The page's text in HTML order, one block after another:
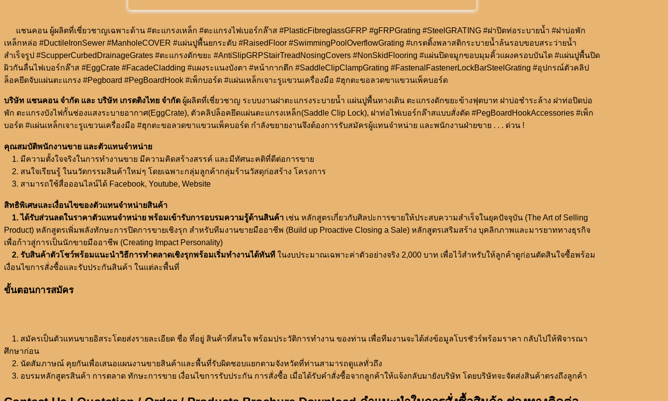
แชนคอน ผู้ผลิตที่เชี่ยวชาญเฉพาะด้าน #ตะแกรงเหล็ก #ตะแกรงไฟเบอร์กล๊าส #PlasticFibreglassGFRP #gFRPGrating #SteelGRATING #ฝาปิดท่อระบายน้ำ #ฝาบ่อพัก
เหล็กหล่อ #DuctileIronSewer #ManholeCOVER #แผ่นปูพื้นยกระดับ #RaisedFloor #SwimmingPoolOverflowGrating #เกรตติ้งพลาสติกระบายน้ำล้นรอบขอบสระว่ายน้ำ
สำเร็จรูป #ScupperCurbedDrainageGrates #ตะแกรงดักขยะ #AntiSlipGRPStairTreadNosingCovers #NonSkidFlooring #แผ่นปิดจมูกขอบมุมคิ้วแผงครอบบันได #แผ่นปูพื้นปิด
ผิวกันลื่นไฟเบอร์กล๊าส #EggCrate #FacadeCladding #แผงระแนงบังตา #หน้ากากตึก #SaddleClipClampGrating #FastenalFastenerLockBarSteelGrating #อุปกรณ์ตัวคลิป
ล็อคยึดจับแผ่นตะแกรง #Pegboard #PegBoardHook #เพ็กบอร์ด #แผ่นเหล็กเจาะรูแขวนเครื่องมือ #ฮุกตะขอลวดขาแขวนเพ็คบอร์ด
บริษัท แชนคอน จำกัด และ บริษัท เกรตติงไทย จำกัด ผู้ผลิตที่เชี่ยวชาญ ระบบงานฝาตะแกรงระบายน้ำ แผ่นปูพื้นทางเดิน ตะแกรงดักขยะข้างฟุตบาท ฝาบ่อชำระล้าง ฝาท่อปิดบ่อ
พัก ตะแกรงบังไฟกั้นช่องแสงระบายอากาศ(EggCrate), ตัวคลิปล็อคยึดแผ่นตะแกรงเหล็ก(Saddle Clip Lock), ฝาท่อไฟเบอร์กล๊าสแบบสั่งตัด #PegBoardHookAccessories #เพ็ก
บอร์ด #แผ่นเหล็กเจาะรูแขวนเครื่องมือ #ฮุกตะขอลวดขาแขวนเพ็คบอร์ด กำลังขยายงานจึงต้องการรับสมัครผู้แทนจำหน่าย และพนักงานฝ่ายขาย . . . ด่วน !
คุณสมบัติพนักงานขาย และตัวแทนจำหน่าย
1. มีความตั้งใจจริงในการทำงานขาย มีความคิดสร้างสรรค์ และมีทัศนะคติที่ดีต่อการขาย
2. สนใจเรียนรู้ ในนวัตกรรมสินค้าใหม่ๆ โดยเฉพาะกลุ่มลูกค้ากลุ่มร้านวัสดุก่อสร้าง โครงการ
3. สามารถใช้สื่อออนไลน์ได้ Facebook, Youtube, Website
สิทธิพิเศษและเงื่อนไขของตัวแทนจำหน่ายสินค้า
1. ได้รับส่วนลดในราคาตัวแทนจำหน่าย พร้อมเข้ารับการอบรมความรู้ด้านสินค้า เช่น หลักสูตรเกี่ยวกับศิลปะการขายให้ประสบความสำเร็จในยุคปัจจุบัน (The Art of Selling
Product) หลักสูตรเพิ่มพลังทักษะการปิดการขายเชิงรุก สำหรับทีมงานขายมืออาชีพ (Build up Proactive Closing a Sale) หลักสูตรเสริมสร้าง บุคลิกภาพและมารยาททางธุรกิจ
เพื่อก้าวสู่การเป็นนักขายมืออาชีพ (Creating Impact Personality)
2. รับสินค้าตัวโชว์พร้อมแนะนำวิธีการทำตลาดเชิงรุกพร้อมเริ่มทำงานได้ทันที ในงบประมาณเฉพาะค่าตัวอย่างจริง 2,000 บาท เพื่อไว้สำหรับให้ลูกค้าดูก่อนตัดสินใจซื้อพร้อม
เงื่อนไขการสั่งซื้อและรับประกันสินค้า ในแต่ละพื้นที่
ขั้นตอนการสมัคร
1. สมัครเป็นตัวแทนขายอิสระโดยส่งรายละเอียด ชื่อ ที่อยู่ สินค้าที่สนใจ พร้อมประวัติการทำงาน ของท่าน เพื่อทีมงานจะได้ส่งข้อมูลโบรชัวร์พร้อมราคา กลับไปให้พิจารณา
ศึกษาก่อน
2. นัดสัมภาษณ์ คุยกันเพื่อเสนอแผนงานขายสินค้าและพื้นที่รับผิดชอบแยกตามจังหวัดที่ท่านสามารถดูแลทั่วถึง
3. อบรมหลักสูตรสินค้า การตลาด ทักษะการขาย เงื่อนไขการรับประกัน การสั่งซื้อ เมื่อได้รับคำสั่งซื้อจากลูกค้าให้แจ้งกลับมายังบริษัท โดยบริษัทจะจัดส่งสินค้าตรงถึงลูกค้า